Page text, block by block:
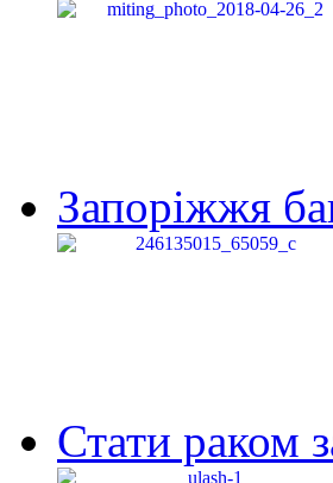
Запоріжжя
Стати раком